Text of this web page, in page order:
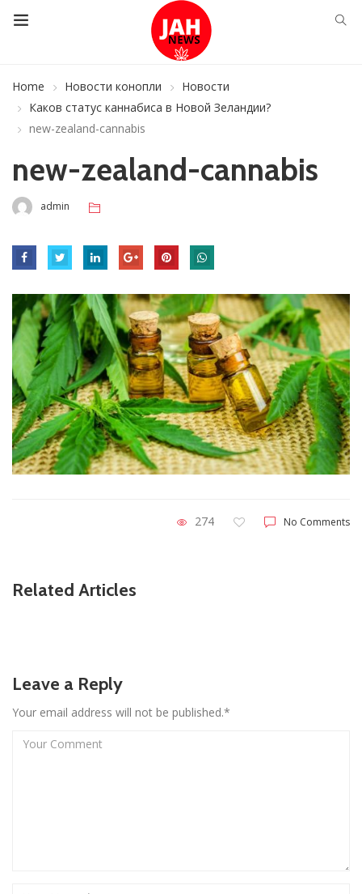
Home Новости конопли
Новости
Каков статус каннабиса в Новой Зеландии?
new-zealand-cannabis
new-zealand-cannabis
admin
274 No Comments
Related Articles
Leave a Reply
Your email address will not be published.*